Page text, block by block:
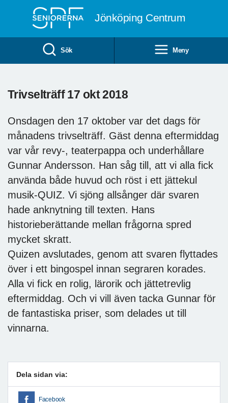
Jönköping Centrum
Sök Meny
Trivselträff 17 okt 2018
Onsdagen den 17 oktober var det dags för
månadens trivselträff. Gäst denna eftermiddag
var vår revy-, teaterpappa och underhållare
Gunnar Andersson. Han såg till, att vi alla fick
använda både huvud och röst i ett jättekul
musik-QUIZ. Vi sjöng allsånger där svaren
hade anknytning till texten. Hans
historieberättande mellan frågorna spred
mycket skratt.
Quizen avslutades, genom att svaren flyttades
över i ett bingospel innan segraren korades.
Alla vi fick en rolig, lärorik och jättetrevlig
eftermiddag. Och vi vill även tacka Gunnar för
de fantastiska priser, som delades ut till
vinnarna.
Dela sidan via:
Facebook